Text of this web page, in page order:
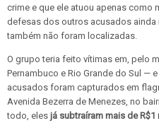
crime e que ele atuou apenas
defesas dos outros acusados
também não foram localizadas.
O grupo teria feito vítimas em, pelo
Pernambuco e Rio Grande do Sul —
acusados foram capturados em
Avenida Bezerra de Menezes, no
todo, eles já subtraíram mais de